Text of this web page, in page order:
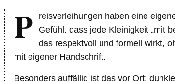
P
reisverleihungen haben eine
Gefühl, dass jede Kleinigkeit „mit
das respektvoll und formell wirkt,
mit eigener Handschrift.
Besonders auffällig ist das vor Ort: